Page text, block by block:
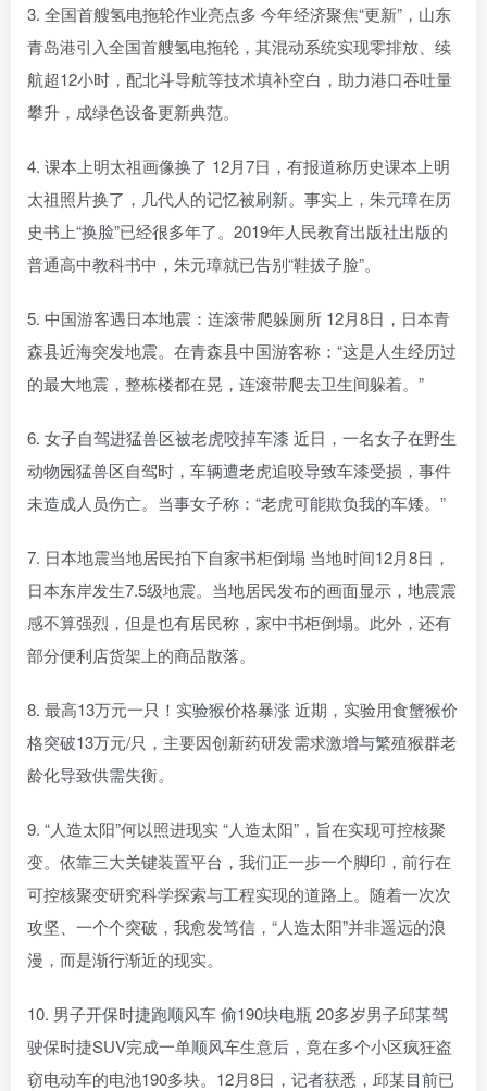
3. 全国首艘氢电拖轮作业亮点多 今年经济聚焦“更新”，山东
青岛港引入全国首艘氢电拖轮，其混动系统实现零排放、续
航超12小时，配北斗导航等技术填补空白，助力港口吞吐量
攀升，成绿色设备更新典范。
4. 课本上明太祖画像换了 12月7日，有报道称历史课本上明
太祖照片换了，几代人的记忆被刷新。事实上，朱元璋在历
史书上“换脸”已经很多年了。2019年人民教育出版社出版的
普通高中教科书中，朱元璋就已告别“鞋拔子脸”。
5. 中国游客遇日本地震：连滚带爬躲厕所 12月8日，日本青
森县近海突发地震。在青森县中国游客称：“这是人生经历过
的最大地震，整栋楼都在晃，连滚带爬去卫生间躲着。”
6. 女子自驾进猛兽区被老虎咬掉车漆 近日，一名女子在野生
动物园猛兽区自驾时，车辆遭老虎追咬导致车漆受损，事件
未造成人员伤亡。当事女子称：“老虎可能欺负我的车矮。”
7. 日本地震当地居民拍下自家书柜倒塌 当地时间12月8日，
日本东岸发生7.5级地震。当地居民发布的画面显示，地震震
感不算强烈，但是也有居民称，家中书柜倒塌。此外，还有
部分便利店货架上的商品散落。
8. 最高13万元一只！实验猴价格暴涨 近期，实验用食蟹猴价
格突破13万元/只，主要因创新药研发需求激增与繁殖猴群老
龄化导致供需失衡。
9. “人造太阳”何以照进现实 “人造太阳”，旨在实现可控核聚
变。依靠三大关键装置平台，我们正一步一个脚印，前行在
可控核聚变研究科学探索与工程实现的道路上。随着一次次
攻坚、一个个突破，我愈发笃信，“人造太阳”并非遥远的浪
漫，而是渐行渐近的现实。
10. 男子开保时捷跑顺风车 偷190块电瓶 20多岁男子邱某驾
驶保时捷SUV完成一单顺风车生意后，竟在多个小区疯狂盗
窃电动车的电池190多块。12月8日，记者获悉，邱某目前已